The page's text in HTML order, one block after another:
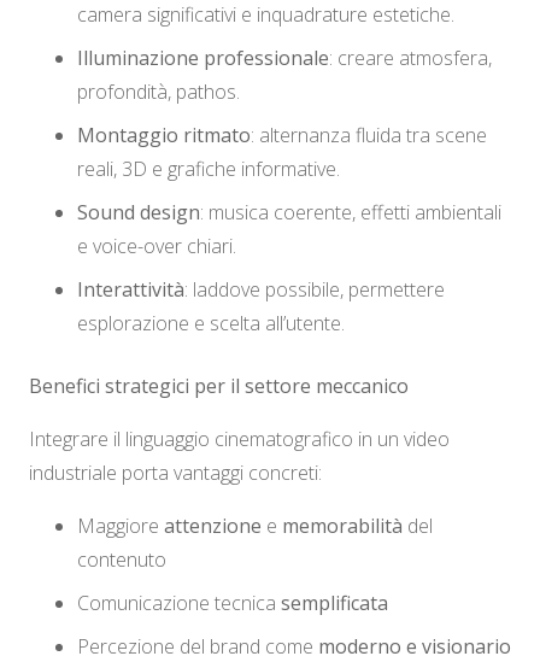
camera significativi e inquadrature estetiche.
Illuminazione professionale: creare atmosfera,
profondità, pathos.
Montaggio ritmato: alternanza fluida tra scene
reali, 3D e grafiche informative.
Sound design: musica coerente, effetti ambientali
e voice-over chiari.
Interattività: laddove possibile, permettere
esplorazione e scelta all’utente.
Benefici strategici per il settore meccanico
Integrare il linguaggio cinematografico in un video
industriale porta vantaggi concreti:
Maggiore attenzione e memorabilità del
contenuto
Comunicazione tecnica semplificata
Percezione del brand come moderno e visionario